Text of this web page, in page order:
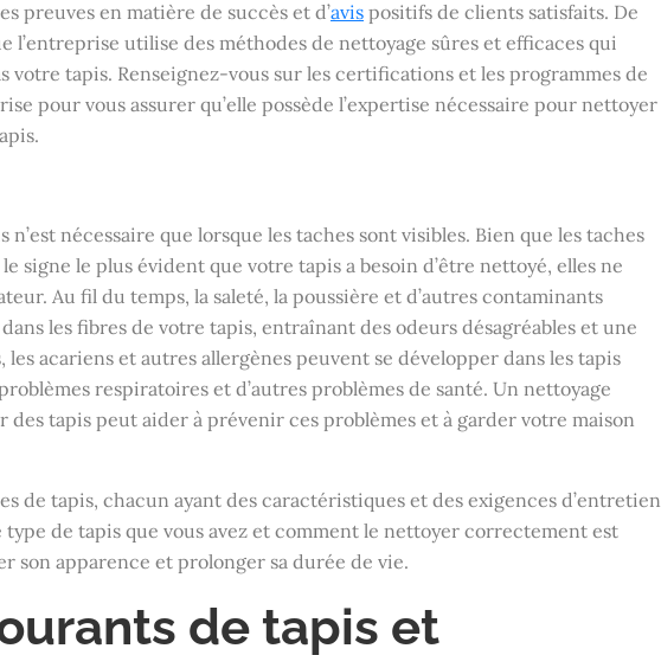
preuves en matière de succès et d’avis positifs de clients satisfaits. De
l’entreprise utilise des méthodes de nettoyage sûres et efficaces qui
votre tapis. Renseignez-vous sur les certifications et les programmes de
pour vous assurer qu’elle possède l’expertise nécessaire pour nettoyer
n’est nécessaire que lorsque les taches sont visibles. Bien que les taches
signe le plus évident que votre tapis a besoin d’être nettoyé, elles ne
Au fil du temps, la saleté, la poussière et d’autres contaminants
les fibres de votre tapis, entraînant des odeurs désagréables et une
acariens et autres allergènes peuvent se développer dans les tapis
respiratoires et d’autres problèmes de santé. Un nettoyage
des tapis peut aider à prévenir ces problèmes et à garder votre maison
de tapis, chacun ayant des caractéristiques et des exigences d’entretien
de tapis que vous avez et comment le nettoyer correctement est
son apparence et prolonger sa durée de vie.
de tapis et